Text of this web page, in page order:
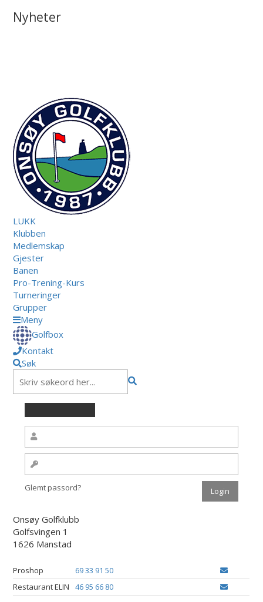
Nyheter
LUKK
Klubben
Medlemskap
Gjester
Banen
Pro-Trening-Kurs
Turneringer
Grupper
Meny
Golfbox
Kontakt
Søk
Glemt passord?
Onsøy Golfklubb
Golfsvingen 1
1626 Manstad
Proshop
69 33 91 50
Restaurant ELIN
46 95 66 80